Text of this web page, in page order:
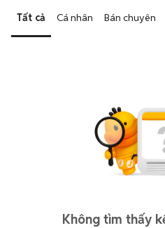
Tất cả Cá nhân Bán chuyên
Không tìm thấy